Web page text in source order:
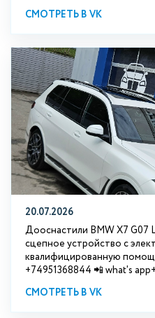
СМОТРЕТЬ В VK
20.07.2026
Дооснастили BMW Х7 G07
сцепное устройство с
квалифицированную
+74951368844 📲 what's
СМОТРЕТЬ В VK